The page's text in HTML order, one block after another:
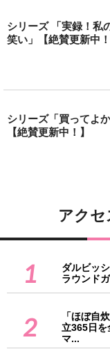
シリーズ 「実録！私
笑い」【絶賛更新中！
シリーズ「買ってよ
【絶賛更新中！】
アク
1
ダルビッ
ラウンド
2
「ほぼ自
立365日を
マ...